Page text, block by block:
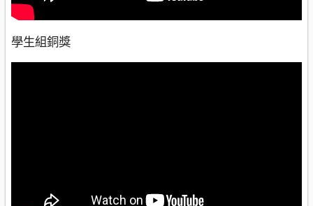
學生組銅獎